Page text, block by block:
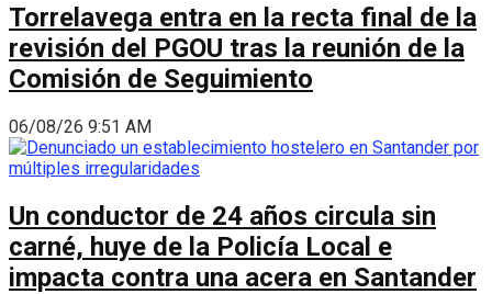
Torrelavega entra en la recta final de la
revisión del PGOU tras la reunión de la
Comisión de Seguimiento
06/08/26 9:51 AM
Un conductor de 24 años circula sin
carné, huye de la Policía Local e
impacta contra una acera en Santander